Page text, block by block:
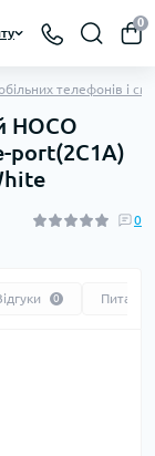
0
телефонів і
HOCO
port(2C1A)
0
0 Питання